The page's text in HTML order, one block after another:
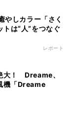
しカラー「さく
は“人”をつなぐ
レポート
大！ Dreame、
機「Dreame